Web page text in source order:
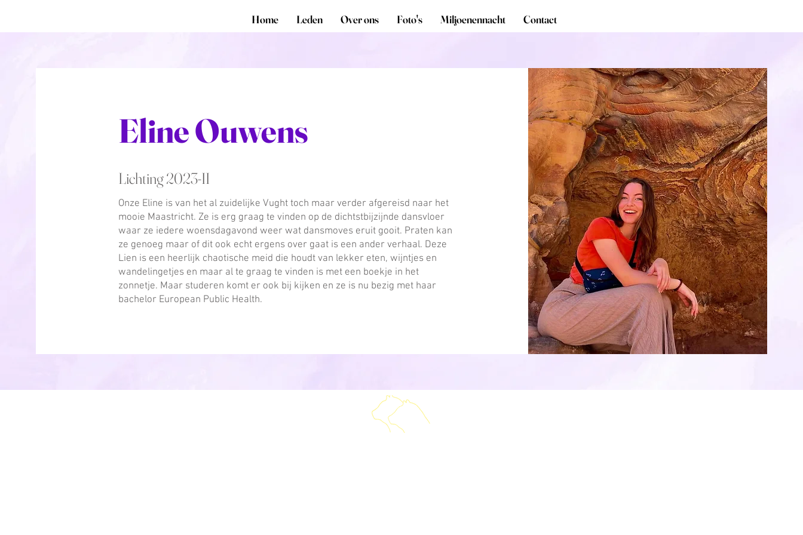
Home Leden Over ons Foto's Miljoenennacht Contact
Eline Ouwens
Lichting 2023-II
Onze Eline is van het al zuidelijke Vught toch maar verder afgereisd naar het
mooie Maastricht. Ze is erg graag te vinden op de dichtstbijzijnde dansvloer
waar ze iedere woensdagavond weer wat dansmoves eruit gooit. Praten kan
ze genoeg maar of dit ook echt ergens over gaat is een ander verhaal. Deze
Lien is een heerlijk chaotische meid die houdt van lekker eten, wijntjes en
wandelingetjes en maar al te graag te vinden is met een boekje in het
zonnetje. Maar studeren komt er ook bij kijken en ze is nu bezig met haar
bachelor European Public Health.